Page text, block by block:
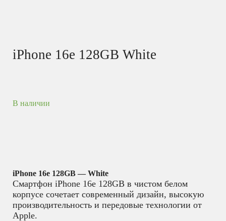
iPhone 16e 128GB White
В наличии
iPhone 16e 128GB — White
Смартфон iPhone 16e 128GB в чистом белом
корпусе сочетает современный дизайн, высокую
производительность и передовые технологии от
Apple.